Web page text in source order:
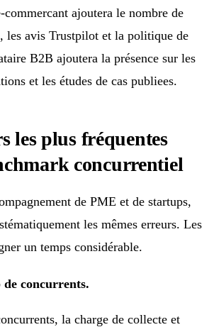
commercant ajoutera le nombre de
les avis Trustpilot et la politique de
B2B ajoutera la présence sur les
et les études de cas publiees.
les plus fréquentes
concurrentiel
de PME et de startups,
les mêmes erreurs. Les
un temps considérable.
concurrents.
la charge de collecte et